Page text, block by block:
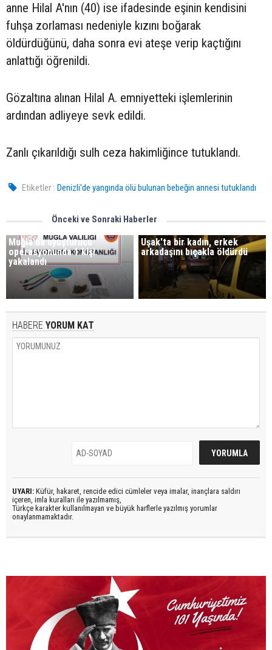
anne Hilal A'nın (40) ise ifadesinde eşinin kendisini
fuhşa zorlaması nedeniyle kızını boğarak
öldürdüğünü, daha sonra evi ateşe verip kaçtığını
anlattığı öğrenildi.
Gözaltına alınan Hilal A. emniyetteki işlemlerinin
ardından adliyeye sevk edildi.
Zanlı çıkarıldığı sulh ceza hakimliğince tutuklandı.
Etiketler : Denizli'de yangında ölü bulunan bebeğin annesi tutuklandı
Önceki ve Sonraki Haberler
Muğla'da uyuşturucu
operasyonunda 1 kişi
yakalandı
Uşak'ta bir kadın, erkek
arkadaşını bıçakla öldürdü
HABERE YORUM KAT
UYARI: Küfür, hakaret, rencide edici cümleler veya imalar, inançlara saldırı
içeren, imla kuralları ile yazılmamış,
Türkçe karakter kullanılmayan ve büyük harflerle yazılmış yorumlar
onaylanmamaktadır.